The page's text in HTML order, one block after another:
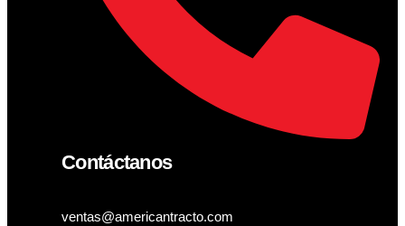
Contáctanos
ventas@americantracto.com